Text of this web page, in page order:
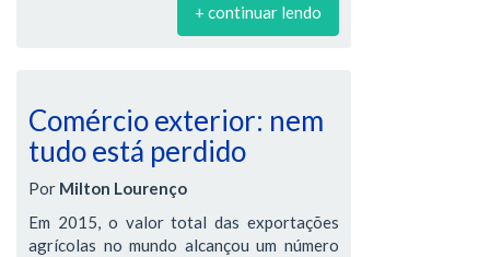
+ continuar lendo
Comércio exterior: nem
tudo está perdido
Por Milton Lourenço
Em 2015, o valor total das exportações
agrícolas no mundo alcançou um número